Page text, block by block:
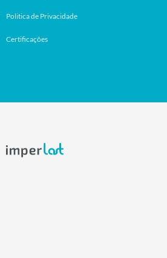
Politica de Privacidade
Certificações